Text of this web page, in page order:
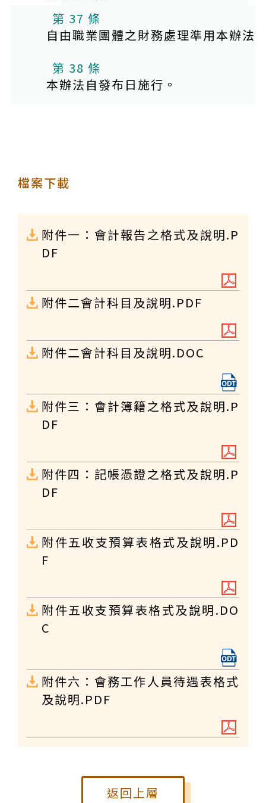
第 37 條
自由職業團體之財務處理準用本辦法
第 38 條
本辦法自發布日施行。
檔案下載
附件一：會計報告之格式及說明.P
DF
附件二會計科目及說明.PDF
附件二會計科目及說明.DOC
附件三：會計簿籍之格式及說明.P
DF
附件四：記帳憑證之格式及說明.P
DF
附件五收支預算表格式及說明.PD
F
附件五收支預算表格式及說明.DO
C
附件六：會務工作人員待遇表格式
及說明.PDF
返回上層